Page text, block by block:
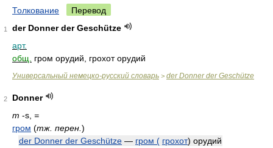
Толкование Перевод
1
der Donner der Geschütze
арт.
общ.
гром орудий, грохот орудий
Универсальный немецко-русский словарь > der Donner der Geschütze
2
Donner
m -s, =
гром (тж. перен. )
der Donner der Geschütze — гром ( грохот) орудий